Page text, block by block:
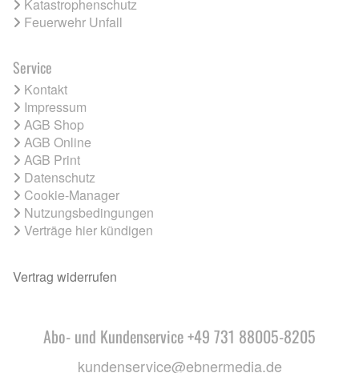
Katastrophenschutz
Feuerwehr Unfall
Service
Kontakt
Impressum
AGB Shop
AGB Online
AGB Print
Datenschutz
Cookie-Manager
Nutzungsbedingungen
Verträge hier kündigen
Vertrag widerrufen
Abo- und Kundenservice +49 731 88005-8205
kundenservice@ebnermedia.de